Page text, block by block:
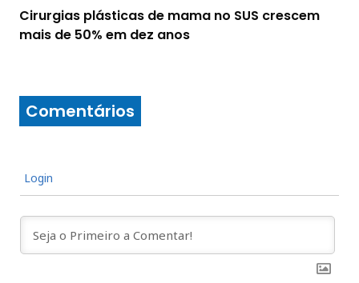
Cirurgias plásticas de mama no SUS crescem
mais de 50% em dez anos
Comentários
Login